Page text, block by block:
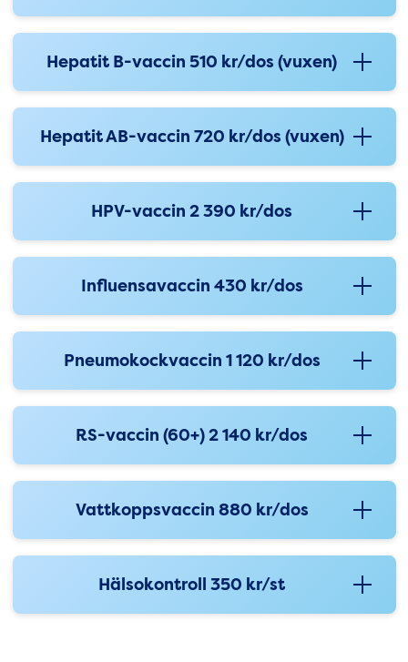
Hepatit B-vaccin 510 kr/dos (vuxen)
Hepatit AB-vaccin 720 kr/dos (vuxen)
HPV-vaccin 2 390 kr/dos
Influensavaccin 430 kr/dos
Pneumokockvaccin 1 120 kr/dos
RS-vaccin (60+) 2 140 kr/dos
Vattkoppsvaccin 880 kr/dos
Hälsokontroll 350 kr/st